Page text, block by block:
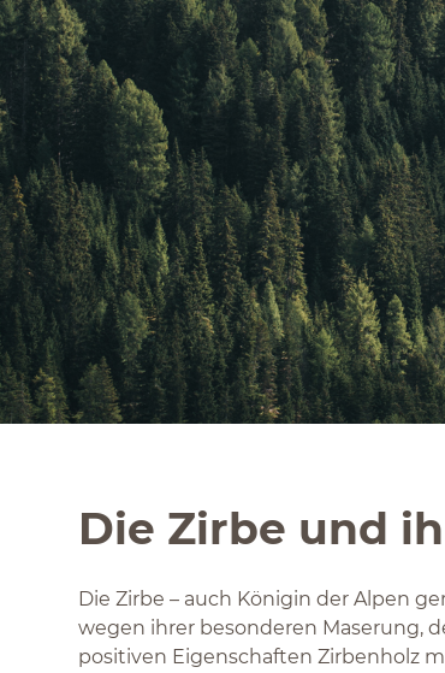
Die Zirbe und
Die Zirbe – auch Königin der Alpen
wegen ihrer besonderen Maserung,
positiven Eigenschaften Zirbenholz